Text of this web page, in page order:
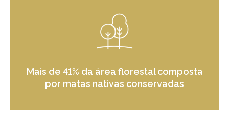
Mais de 41% da área florestal composta
por matas nativas conservadas